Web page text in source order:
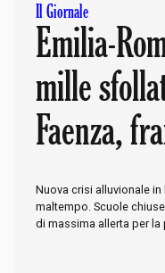
Il Giornale
Emilia-
mille
Faenza,
Nuova crisi alluvionale
maltempo. Scuole
di massima allerta per